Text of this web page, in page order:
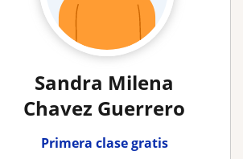
Sandra Milena
Chavez Guerrero
Primera clase gratis